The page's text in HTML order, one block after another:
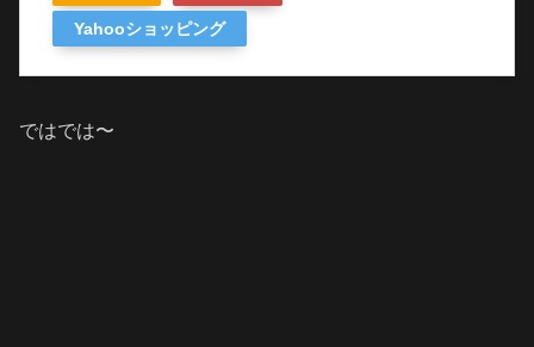
Yahooショッピング
ではでは〜